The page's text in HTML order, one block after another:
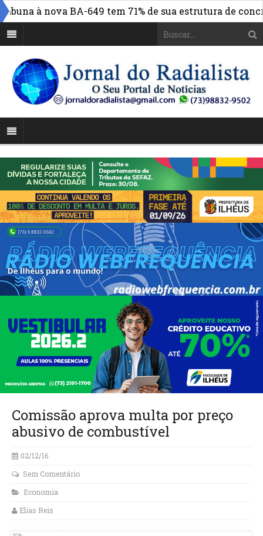
à nova BA-649 tem 71% de sua estrutura de
Comissão aprova multa por preço
abusivo de combustível
02/12/16
Sem Comentário
Economia
Elias Reis